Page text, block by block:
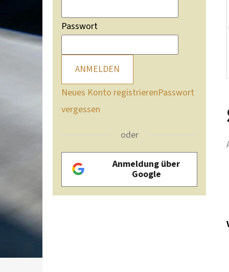
Passwort
ANMELDEN
Neues Konto registrierenPasswort
vergessen
oder
Anmeldung über
Google